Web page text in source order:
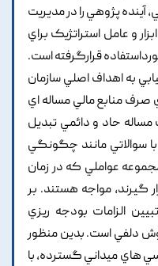
آينده پژوهي را در مديريت
و عامل استراتژيک براي
قرارگرفته است.
به اهداف اصلي سازمان
صرف منابع مالي مساله اي
حاد و دائمي تبديل
با سوالاتي مانند چگونگي
عواملي که در زمان
گيرند, مواجه هستند. بر
الزامات بودجه ريزي
روش دلفي است. بدين منظور
هاي ميداني گسترده, با